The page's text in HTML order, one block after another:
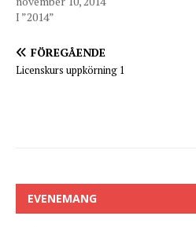
I ”2014”
FÖREGÅENDE
Licenskurs uppkörning 1
EVENEMANG